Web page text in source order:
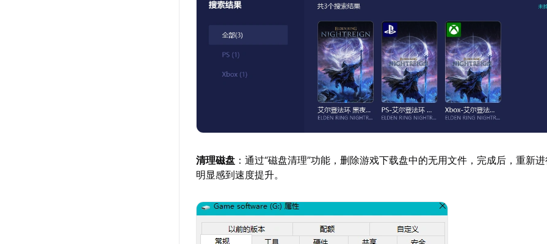
清理磁盘 ：通过“磁盘清理”功能，删除游戏下载盘中的无用文件，完成后，重新
明显感到速度提升。